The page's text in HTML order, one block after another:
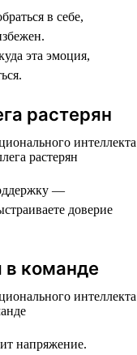
в себе,
эта эмоция,
растерян
—
доверие
в команде
напряжение.